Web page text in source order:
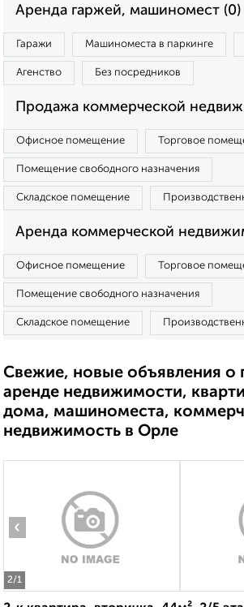
Аренда гаржей, машиномест (0)
Гаражи Машиноместа в паркинге
Агенство Без посредников
Продажа коммерческой
Офисное помещение Торговое
Помещение свободного назначения
Складское помещение
Аренда коммерческой
Офисное помещение Торговое
Помещение свободного назначения
Складское помещение
Свежие, новые объявления о
аренде недвижимости,
дома, машиноместа,
недвижимость в Орле
2/1
‹